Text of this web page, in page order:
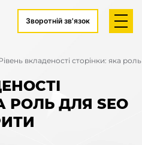
Зворотній зв'язок
вкладеності сторінки: яка
РОЛЬ ДЛЯ SEO